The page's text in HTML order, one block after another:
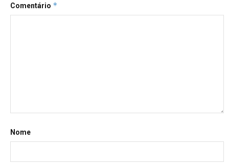
Comentário *
Nome